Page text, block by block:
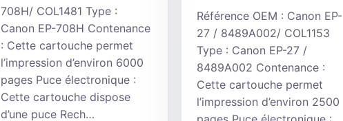
708H/ COL1481 Type :
Canon EP-708H Contenance
: Cette cartouche permet
l’impression d’environ 6000
pages Puce électronique :
Cette cartouche dispose
d’une puce Rech…
Référence OEM : Canon EP-
27 / 8489A002/ COL1153
Type : Canon EP-27 /
8489A002 Contenance :
Cette cartouche permet
l’impression d’environ 2500